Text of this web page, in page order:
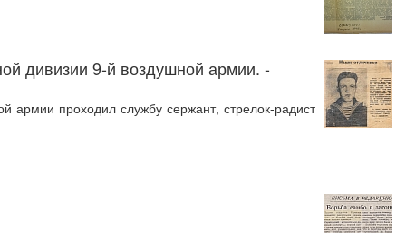
дивизии 9-й воздушной армии. -
проходил службу сержант, стрелок-радист